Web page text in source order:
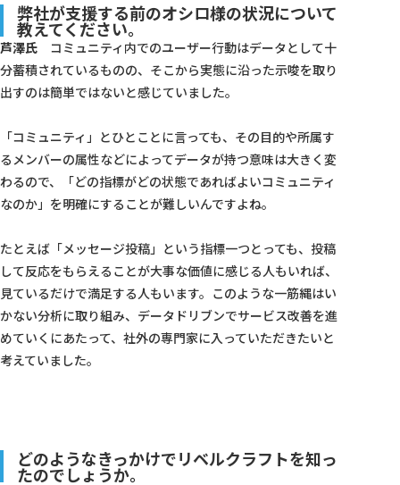
弊社が支援する前のオシロ様の状況について
教えてください。
芦澤氏 コミュニティ内でのユーザー行動はデータとして十
分蓄積されているものの、そこから実態に沿った示唆を取り
出すのは簡単ではないと感じていました。
「コミュニティ」とひとことに言っても、その目的や所属す
るメンバーの属性などによってデータが持つ意味は大きく変
わるので、「どの指標がどの状態であればよいコミュニティ
なのか」を明確にすることが難しいんですよね。
たとえば「メッセージ投稿」という指標一つとっても、投稿
して反応をもらえることが大事な価値に感じる人もいれば、
見ているだけで満足する人もいます。このような一筋縄はい
かない分析に取り組み、データドリブンでサービス改善を進
めていくにあたって、社外の専門家に入っていただきたいと
考えていました。
どのようなきっかけでリベルクラフトを知っ
たのでしょうか。